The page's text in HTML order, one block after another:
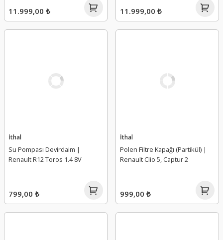
11.999,00 ₺ 11.999,00 ₺
İthal
Su Pompası Devirdaim |
Renault R12 Toros 1.4 8V
799,00 ₺
İthal
Polen Filtre Kapağı (Partikül) |
Renault Clio 5, Captur 2
999,00 ₺